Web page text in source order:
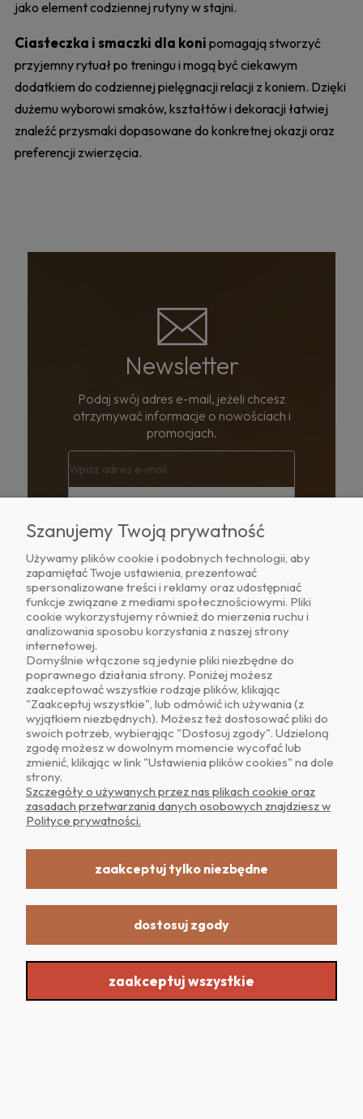
jako element codziennej rutyny w stajni.
Ciasteczka i smaczki dla koni pomagają stworzyć
przyjemny rytuał po treningu i mogą być ciekawym
dodatkiem do codziennej pielęgnacji relacji z koniem. Dzięki
dużemu wyborowi smaków, kształtów i dekoracji łatwiej
znaleźć przysmaki dopasowane do konkretnej okazji oraz
preferencji zwierzęcia.
Newsletter
Podaj swój adres e-mail, jeżeli chcesz
otrzymywać informacje o nowościach i
promocjach.
Twoje dane będą przetwarzane zgodnie z
nasząpolityką prywatności
Dlaczego warto kupować na
wsiodle24.pl
od 499zł
nawet tego samego
dnia
Szanujemy Twoją prywatność
Używamy plików cookie i podobnych technologii, aby
zapamiętać Twoje ustawienia, prezentować
spersonalizowane treści i reklamy oraz udostępniać
funkcje związane z mediami społecznościowymi. Pliki
cookie wykorzystujemy również do mierzenia ruchu i
analizowania sposobu korzystania z naszej strony
internetowej.
Domyślnie włączone są jedynie pliki niezbędne do
poprawnego działania strony. Poniżej możesz
zaakceptować wszystkie rodzaje plików, klikając
"Zaakceptuj wszystkie", lub odmówić ich używania (z
wyjątkiem niezbędnych). Możesz też dostosować pliki do
swoich potrzeb, wybierając "Dostosuj zgody". Udzieloną
zgodę możesz w dowolnym momencie wycofać lub
zmienić, klikając w link "Ustawienia plików cookies" na dole
strony.
Szczegóły o używanych przez nas plikach cookie oraz
zasadach przetwarzania danych osobowych znajdziesz w
Polityce prywatności.
zaakceptuj tylko niezbędne
dostosuj zgody
zaakceptuj wszystkie